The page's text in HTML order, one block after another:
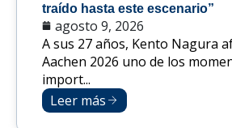
traído hasta este escenario”
agosto 9, 2026
A sus 27 años, Kento Nagura
Aachen 2026 uno de los
import...
Leer más